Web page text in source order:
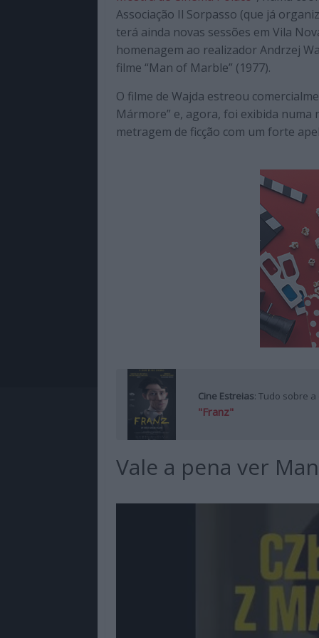
qualidade
com
enfoque
cultura
pop.
Associação Il Sorpasso (que já
terá ainda novas sessões em Vila
homenagem ao realizador Andrzej
filme “Man of Marble” (1977).
O filme de Wajda estreou
Mármore” e, agora, foi exibida
metragem de ficção com um forte
Cine Estreias: Tudo sobre
"Franz"
Vale a pena ver